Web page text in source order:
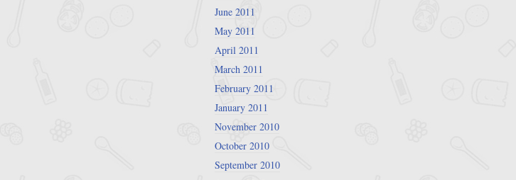
June 2011
May 2011
April 2011
March 2011
February 2011
January 2011
November 2010
October 2010
September 2010